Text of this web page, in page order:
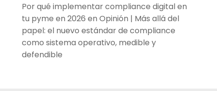
Por qué implementar compliance digital en
tu pyme en 2026 en Opinión | Más allá del
papel: el nuevo estándar de compliance
como sistema operativo, medible y
defendible